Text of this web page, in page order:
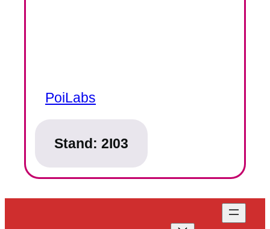
PoiLabs
Stand: 2I03